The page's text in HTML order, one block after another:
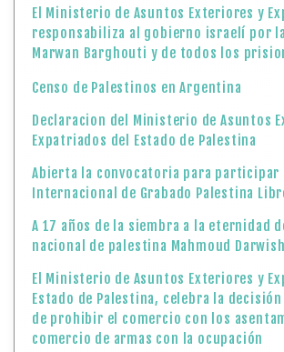
El Ministerio de Asuntos Exteriores y
responsabiliza al gobierno israelí por
Marwan Barghouti y de todos los
Censo de Palestinos en Argentina
Declaracion del Ministerio de Asuntos
Expatriados del Estado de Palestina
Abierta la convocatoria para participar
Internacional de Grabado Palestina
A 17 años de la siembra a la eternidad
nacional de palestina Mahmoud Darwish
El Ministerio de Asuntos Exteriores y
Estado de Palestina, celebra la decisión
de prohibir el comercio con los
comercio de armas con la ocupación